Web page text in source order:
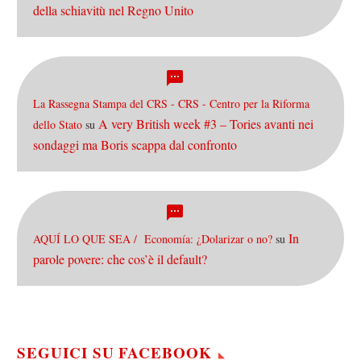
della schiavitù nel Regno Unito
La Rassegna Stampa del CRS - CRS - Centro per la Riforma
dello Stato su A very British week #3 – Tories avanti nei
sondaggi ma Boris scappa dal confronto
AQUÍ LO QUE SEA / Economía: ¿Dolarizar o no? su In
parole povere: che cos’è il default?
SEGUICI SU FACEBOOK